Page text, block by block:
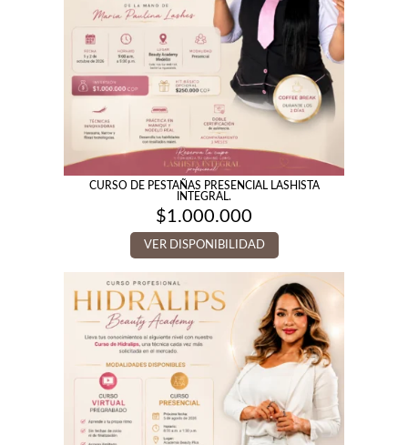
CURSO DE PESTAÑAS PRESENCIAL LASHISTA
INTEGRAL.
$1.000.000
VER DISPONIBILIDAD